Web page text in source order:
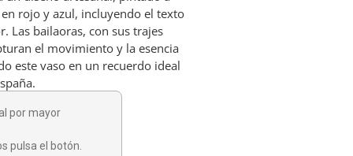
rojo y azul, incluyendo el texto
Las bailaoras, con sus trajes
el movimiento y la esencia
este vaso en un recuerdo ideal
por mayor
pulsa el botón.